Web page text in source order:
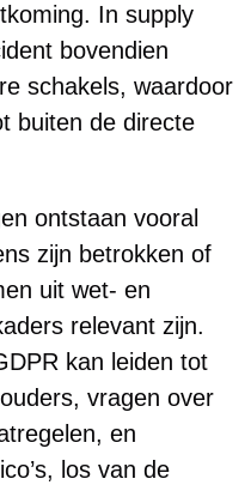
In supply
bovendien
schakels, waardoor
buiten de directe
ontstaan vooral
zijn betrokken of
uit wet- en
relevant zijn.
kan leiden tot
vragen over
en
los van de